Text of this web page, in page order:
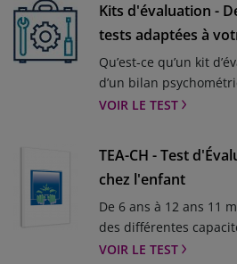
Kits d'évaluation -
tests adaptées à
Qu’est-ce qu’un kit
d’un bilan
bilan psychologique /
l’utilisation de
psychologues du
conçu pour vous des
chacun d’au moins
pour évaluer vos
accompagner dans
VOIR LE TEST
TEA-CH - Test
chez l'enfant
De 6 ans à 12 ans 11
des différentes
l'enfantNOUVEAU ! La
VOIR LE TEST